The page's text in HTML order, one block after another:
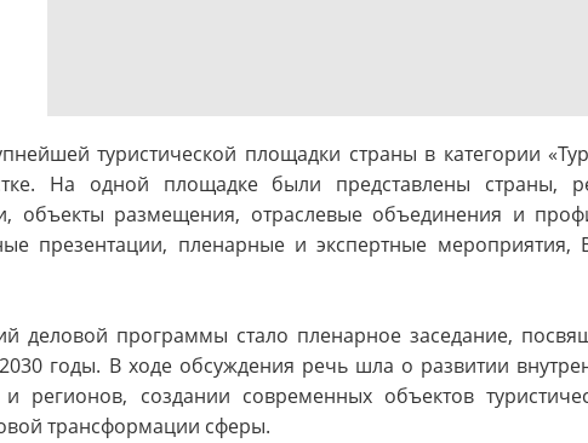
туристической площадки страны в категории
На одной площадке были представлены страны,
объекты размещения, отраслевые объединения и
презентации, пленарные и экспертные
деловой программы стало пленарное заседание,
годы. В ходе обсуждения речь шла о развитии
регионов, создании современных объектов
трансформации сферы.